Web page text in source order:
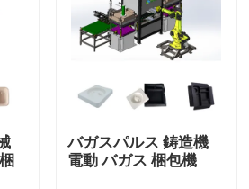
械
形機
バガスパルス 鋳造機
電動 バガス 梱包機